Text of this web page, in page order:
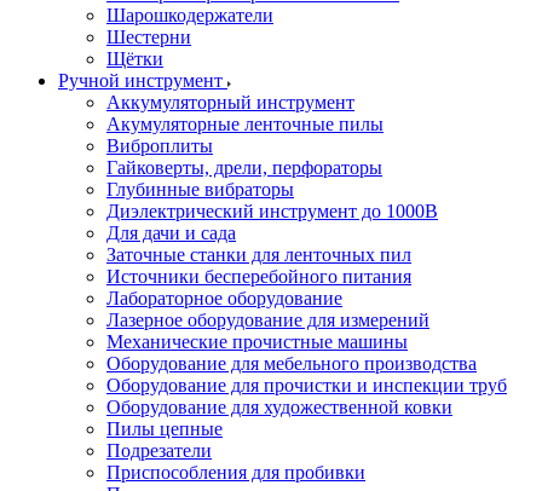
Шарошкодержатели
Шестерни
Щётки
Ручной инструмент
Аккумуляторный инструмент
Акумуляторные ленточные пилы
Виброплиты
Гайковерты, дрели, перфораторы
Глубинные вибраторы
Диэлектрический инструмент до 1000В
Для дачи и сада
Заточные станки для ленточных пил
Источники бесперебойного питания
Лабораторное оборудование
Лазерное оборудование для измерений
Механические прочистные машины
Оборудование для мебельного производства
Оборудование для прочистки и инспекции труб
Оборудование для художественной ковки
Пилы цепные
Подрезатели
Приспособления для пробивки